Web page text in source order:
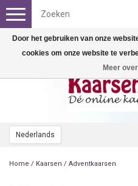
Nederlands
Toggle
navigation
Home / Kaarsen / Adventkaarsen
Door het gebruiken van onze
cookies om onze website te
Meer